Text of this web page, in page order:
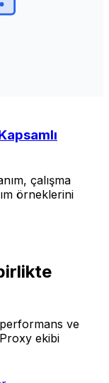
çalışma
örneklerini
ve
ekibi